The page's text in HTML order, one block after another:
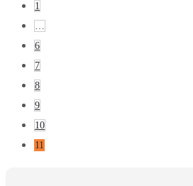
1
…
6
7
8
9
10
11